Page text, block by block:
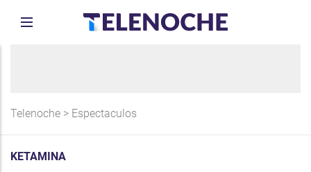
Telenoche > Espectaculos
KETAMINA